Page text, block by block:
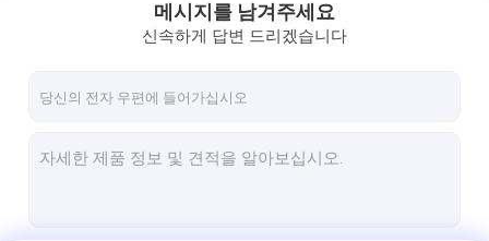
라크 제거 기계
스테이터 압축 기계
메시지를 남겨주세요
신속하게 답변 드리겠습니다